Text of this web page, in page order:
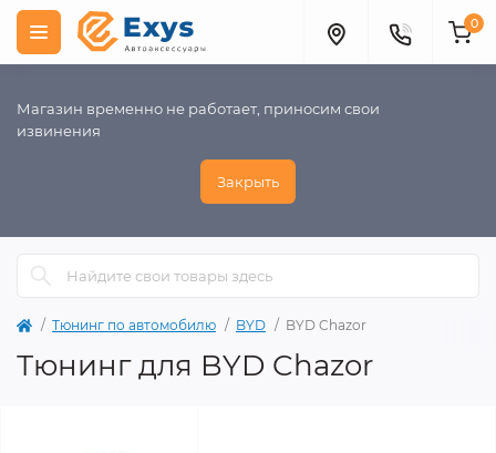
Магазин временно не работает, приносим свои
извинения
Закрыть
0
Тюнинг по автомобилю BYD BYD Chazor
Тюнинг для BYD Chazor